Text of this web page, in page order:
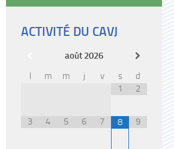
ACTIVITÉ DU CAVJ
août 2026
l
m m j v s
d
1
2
3 4 5 6 7 8 9